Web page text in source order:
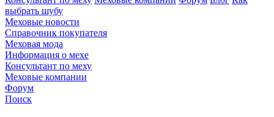
выбрать шубу
Меховые новости
Справочник покупателя
Меховая мода
Информация о мехе
Консультант по меху
Меховые компании
Форум
Поиск